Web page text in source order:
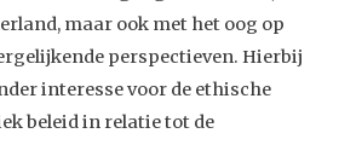
maar ook met het oog op
perspectieven. Hierbij
interesse voor de ethische
beleid in relatie tot de